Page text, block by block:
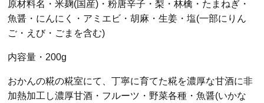
原材料名・米麹(国産)・粉唐辛子・梨・林檎・たまねぎ・
魚醤・にんにく・アミエビ・胡麻・生姜・塩(一部にりん
ご・えび・ごまを含む)
内容量・200g
おかんの糀の糀室にて、丁寧に育てた糀を濃厚な甘酒に非
加熱加工し濃厚甘酒・フルーツ・野菜各種・魚醤(いかな